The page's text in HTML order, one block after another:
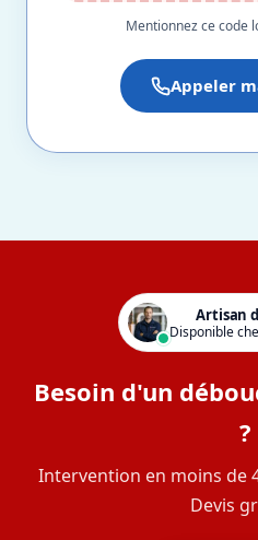
Mentionnez ce code
Appeler
Artisan
Disponible
Besoin d'un
?
Intervention en moins de
Devis